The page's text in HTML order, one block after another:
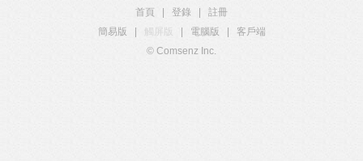
首頁 登錄
註冊
簡易版
觸屏版 電腦版
客戶端
© Comsenz Inc.